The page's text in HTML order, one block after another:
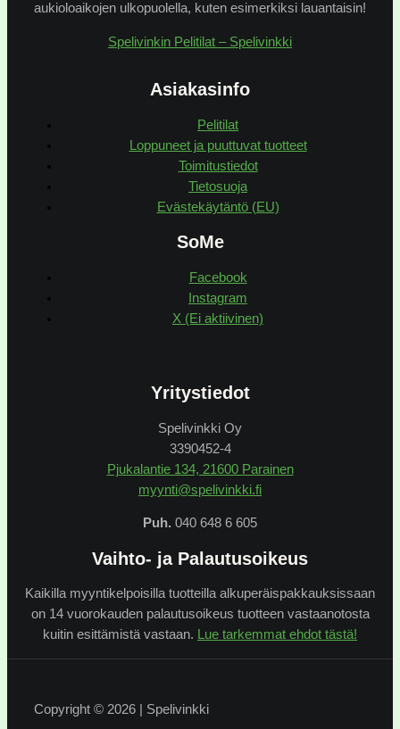
aukioloaikojen ulkopuolella, kuten esimerkiksi lauantaisin!
Spelivinkin Pelitilat – Spelivinkki
Asiakasinfo
Pelitilat
Loppuneet ja puuttuvat tuotteet
Toimitustiedot
Tietosuoja
Evästekäytäntö (EU)
SoMe
Facebook
Instagram
X (Ei aktiivinen)
Yritystiedot
Spelivinkki Oy
3390452-4
Pjukalantie 134, 21600 Parainen
myynti@spelivinkki.fi
Puh. 040 648 6 605
Vaihto- ja Palautusoikeus
Kaikilla myyntikelpoisilla tuotteilla alkuperäispakkauksissaan
on 14 vuorokauden palautusoikeus tuotteen vastaanotosta
kuitin esittämistä vastaan. Lue tarkemmat ehdot tästä!
Copyright © 2026 | Spelivinkki